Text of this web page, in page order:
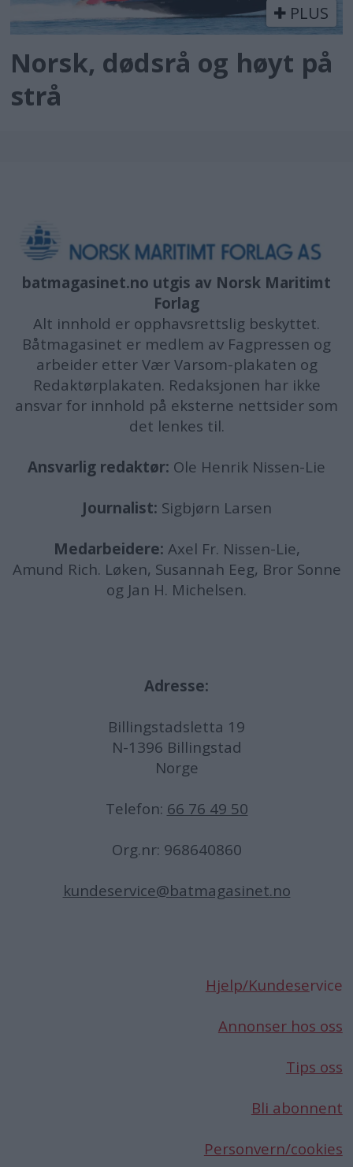
PLUS
Norsk, dødsrå og høyt på
strå
batmagasinet.no utgis av Norsk Maritimt
Forlag
Alt innhold er opphavsrettslig beskyttet.
Båtmagasinet er medlem av Fagpressen og
arbeider etter Vær Varsom-plakaten og
Redaktørplakaten. Redaksjonen har ikke
ansvar for innhold på eksterne nettsider som
det lenkes til.
Ansvarlig redaktør: Ole Henrik Nissen-Lie
Journalist: Sigbjørn Larsen
Medarbeidere: Axel Fr. Nissen-Lie,
Amund Rich. Løken, Susannah Eeg, Bror Sonne
og Jan H. Michelsen.
Adresse:
Billingstadsletta 19
N-1396 Billingstad
Norge
Telefon: 66 76 49 50
Org.nr: 968640860
kundeservice@batmagasinet.no
Hjelp/Kundeservice
Annonser hos oss
Tips oss
Bli abonnent
Personvern/cookies